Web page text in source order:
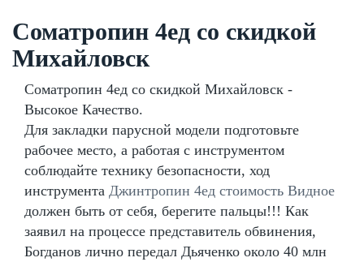
Cоматропин 4ед со скидкой
Михайловск
Cоматропин 4ед со скидкой Михайловск -
Высокое Качество.
Для закладки парусной модели подготовьте
рабочее место, а работая с инструментом
соблюдайте технику безопасности, ход
инструмента Джинтропин 4ед стоимость Видное
должен быть от себя, берегите пальцы!!! Как
заявил на процессе представитель обвинения,
Богданов лично передал Дьяченко около 40 млн